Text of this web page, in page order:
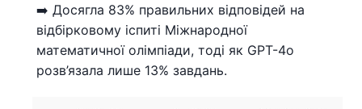
➡️ Досягла 83% правильних відповідей на
відбірковому іспиті Міжнародної
математичної олімпіади, тоді як GPT-4o
розв’язала лише 13% завдань.